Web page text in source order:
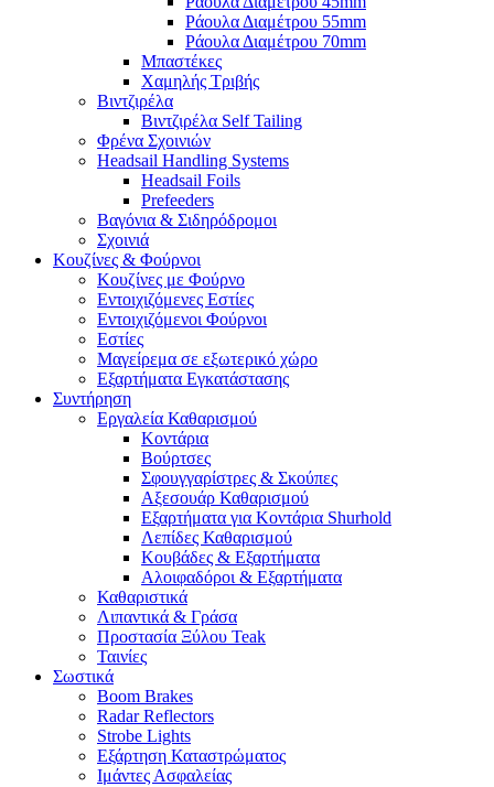
Ράουλα Διαμέτρου 55mm
Ράουλα Διαμέτρου 70mm
Μπαστέκες
Χαμηλής Τριβής
Βιντζιρέλα
Βιντζιρέλα Self Tailing
Φρένα Σχοινιών
Headsail Handling Systems
Headsail Foils
Prefeeders
Βαγόνια & Σιδηρόδρομοι
Σχοινιά
Κουζίνες & Φούρνοι
Κουζίνες με Φούρνο
Εντοιχιζόμενες Εστίες
Εντοιχιζόμενοι Φούρνοι
Εστίες
Μαγείρεμα σε εξωτερικό χώρο
Εξαρτήματα Εγκατάστασης
Συντήρηση
Εργαλεία Καθαρισμού
Κοντάρια
Βούρτσες
Σφουγγαρίστρες & Σκούπες
Αξεσουάρ Καθαρισμού
Εξαρτήματα για Κοντάρια Shurhold
Λεπίδες Καθαρισμού
Κουβάδες & Εξαρτήματα
Αλοιφαδόροι & Εξαρτήματα
Καθαριστικά
Λιπαντικά & Γράσα
Προστασία Ξύλου Teak
Ταινίες
Σωστικά
Boom Brakes
Radar Reflectors
Strobe Lights
Εξάρτηση Καταστρώματος
Ιμάντες Ασφαλείας